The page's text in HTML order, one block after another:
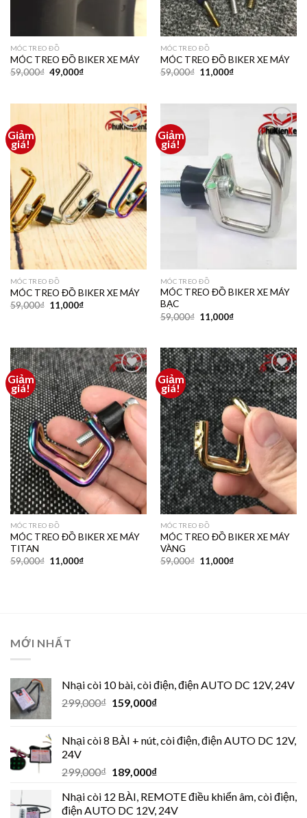
MÓC TREO ĐỒ
MÓC TREO ĐỒ BIKER XE MÁY
59,000₫ 49,000₫
MÓC TREO ĐỒ
MÓC TREO ĐỒ BIKER XE MÁY
59,000₫ 11,000₫
Giảm
giá!
yêu
thích
MÓC TREO ĐỒ
MÓC TREO ĐỒ BIKER XE MÁY
59,000₫ 11,000₫
Giảm
giá!
Thêm
vào
yêu
thích
MÓC TREO ĐỒ
MÓC TREO ĐỒ BIKER XE MÁY
BẠC
59,000₫ 11,000₫
Giảm
giá!
Thêm
vào
yêu
thích
MÓC TREO ĐỒ
MÓC TREO ĐỒ BIKER XE MÁY
TITAN
59,000₫ 11,000₫
Giảm
giá!
Thêm
vào
yêu
thích
MÓC TREO ĐỒ
MÓC TREO ĐỒ BIKER XE MÁY
VÀNG
59,000₫ 11,000₫
MỚI NHẤT
Nhại còi 10 bài, còi điện, điện AUTO DC 12V, 24V
299,000₫ 159,000₫
Nhại còi 8 BÀI + nút, còi điện, điện AUTO DC 12V,
24V
299,000₫ 189,000₫
Nhại còi 12 BÀI, REMOTE điều khiển âm, còi điện,
điện AUTO DC 12V, 24V